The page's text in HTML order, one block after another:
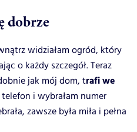
dobrze
widziałam ogród, który
o każdy szczegół. Teraz
jak mój dom, trafi we
telefon i wybrałam numer
zawsze była miła i pełna